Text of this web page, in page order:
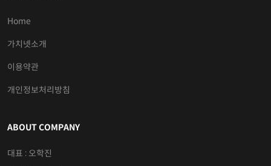
Home
가치넷소개
이용약관
개인정보처리방침
ABOUT COMPANY
대표 : 오학진